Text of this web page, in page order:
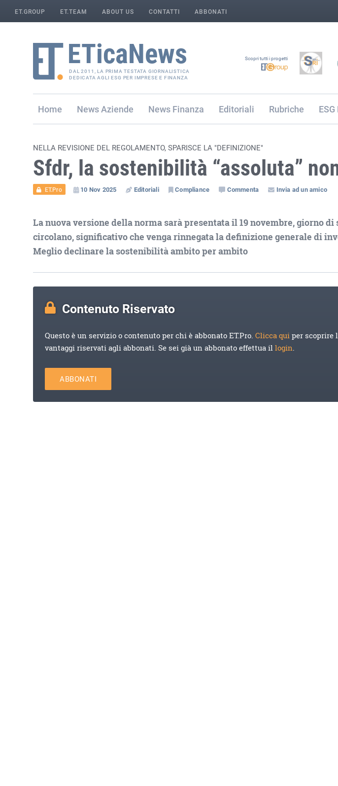
ET.GROUP ET.TEAM ABOUT US CONTATTI ABBONATI
DAL 2011, LA PRIMA TESTATA GIORNALISTICA
DEDICATA AGLI ESG PER IMPRESE E FINANZA
Scopri tutti i progetti
Home Aziende Finanza Editoriali Rubriche
NELLA REVISIONE DEL REGOLAMENTO, SPARISCE LA "DEFINIZIONE"
Sfdr, la sostenibilità “assoluta”
ET.Pro 10 Nov 2025 Editoriali Compliance Commenta Invia ad un amico
La nuova versione della norma sarà presentata il 19 novembre, giorno di
circolano, significativo che venga rinnegata la definizione generale di
Meglio declinare la sostenibilità ambito per ambito
Contenuto Riservato
Questo è un servizio o contenuto per chi è abbonato ET.Pro.Clicca quiper scoprire
vantaggi riservati agli abbonati. Se sei già un abbonato effettua illogin.
ABBONATI